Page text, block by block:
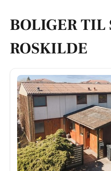
BOLIGER TIL
ROSKILDE